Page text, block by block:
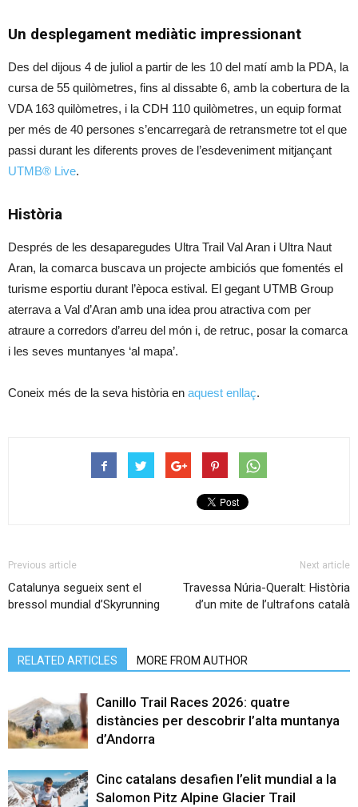
Un desplegament mediàtic impressionant
Des del dijous 4 de juliol a partir de les 10 del matí amb la PDA, la
cursa de 55 quilòmetres, fins al dissabte 6, amb la cobertura de la
VDA 163 quilòmetres, i la CDH 110 quilòmetres, un equip format
per més de 40 persones s’encarregarà de retransmetre tot el que
passi durant les diferents proves de l’esdeveniment mitjançant
UTMB® Live.
Història
Després de les desaparegudes Ultra Trail Val Aran i Ultra Naut
Aran, la comarca buscava un projecte ambiciós que fomentés el
turisme esportiu durant l’època estival. El gegant UTMB Group
aterrava a Val d’Aran amb una idea prou atractiva com per
atraure a corredors d’arreu del món i, de retruc, posar la comarca
i les seves muntanyes ‘al mapa’.
Coneix més de la seva història en aquest enllaç.
Previous article
Catalunya segueix sent el
bressol mundial d’Skyrunning
Next article
Travessa Núria-Queralt: Història
d’un mite de l’ultrafons català
RELATED ARTICLES MORE FROM AUTHOR
Canillo Trail Races 2026: quatre
distàncies per descobrir l’alta muntanya
d’Andorra
Cinc catalans desafien l’elit mundial a la
Salomon Pitz Alpine Glacier Trail